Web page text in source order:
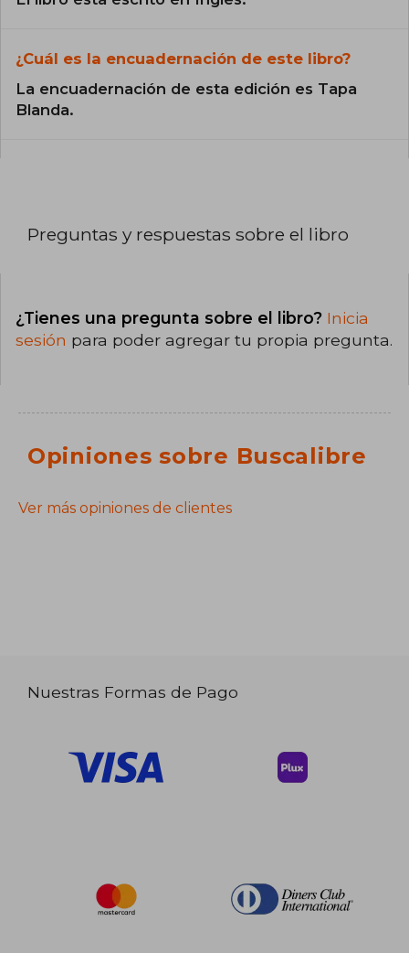
¿Cuál es la encuadernación de este libro?
La encuadernación de esta edición es Tapa
Blanda.
Preguntas y respuestas sobre el libro
¿Tienes una pregunta sobre el libro? Inicia
sesión para poder agregar tu propia pregunta.
Opiniones sobre Buscalibre
Ver más opiniones de clientes
Nuestras Formas de Pago